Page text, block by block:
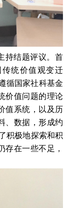
持结题评议。首
统价值观变迁
循国家社科基金
价值问题的理论
值系统，以及历
、数据，形成约
积极地探索和积
存在一些不足，